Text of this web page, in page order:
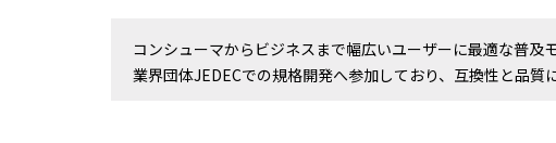
コンシューマからビジネスまで幅広いユーザーに最適な普及モ
業界団体JEDECでの規格開発へ参加しており、互換性と品